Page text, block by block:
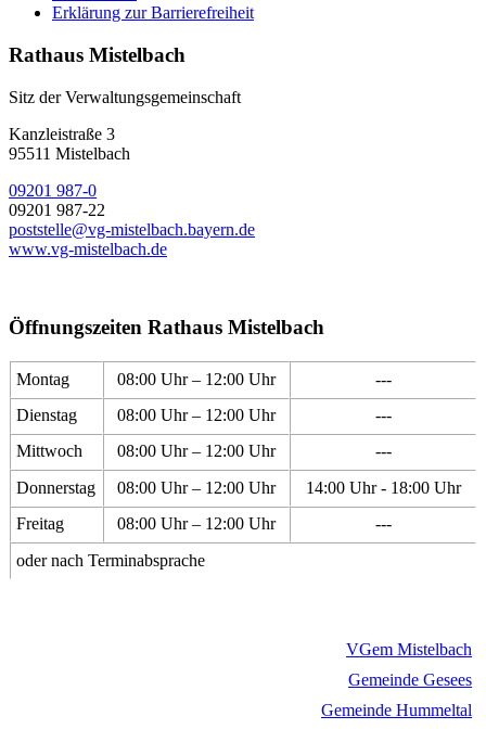
Erklärung zur Barrierefreiheit
Rathaus Mistelbach
Sitz der Verwaltungsgemeinschaft
Kanzleistraße 3
95511 Mistelbach
09201 987-0
09201 987-22
poststelle@vg-mistelbach.bayern.de
www.vg-mistelbach.de
Öffnungszeiten Rathaus Mistelbach
Montag 08:00 Uhr – 12:00 Uhr
---
Dienstag
08:00 Uhr – 12:00 Uhr
---
Mittwoch
08:00 Uhr – 12:00 Uhr
---
Donnerstag
08:00 Uhr – 12:00 Uhr
14:00 Uhr - 18:00 Uhr
Freitag
08:00 Uhr – 12:00 Uhr
---
oder nach Terminabsprache
VGem Mistelbach
Gemeinde Gesees
Gemeinde Hummeltal